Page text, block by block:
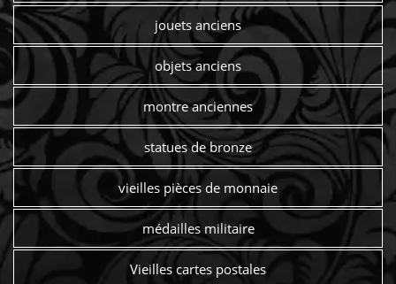
jouets anciens
objets anciens
montre anciennes
statues de bronze
vieilles pièces de monnaie
médailles militaire
Vieilles cartes postales